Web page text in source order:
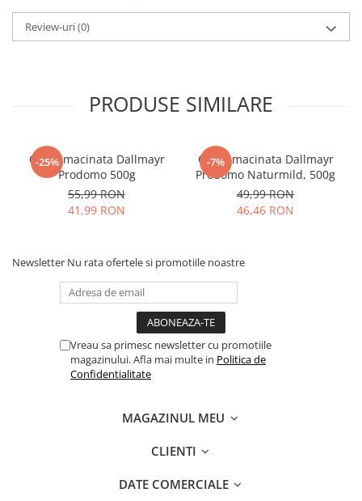
Review-uri(0)
PRODUSE SIMILARE
-25%
Cafea macinata Dallmayr
Prodomo 500g
55,99 RON
41,99 RON
-7%
Cafea macinata Dallmayr
Prodomo Naturmild, 500g
49,99 RON
46,46 RON
Newsletter Nu rata ofertele si promotiile noastre
Vreau sa primesc newsletter cu promotiile
magazinului. Afla mai multe in Politica de
Confidentialitate
MAGAZINUL MEU
CLIENTI
DATE COMERCIALE